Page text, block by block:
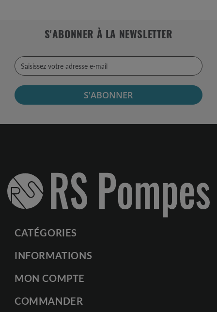
S'ABONNER À LA NEWSLETTER
S'ABONNER
CATÉGORIES
INFORMATIONS
MON COMPTE
COMMANDER